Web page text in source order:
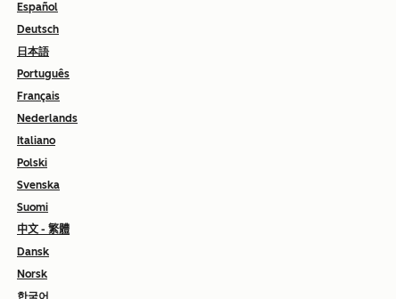
Español
Deutsch
日本語
Português
Français
Nederlands
Italiano
Polski
Svenska
Suomi
中文 - 繁體
Dansk
Norsk
한국어